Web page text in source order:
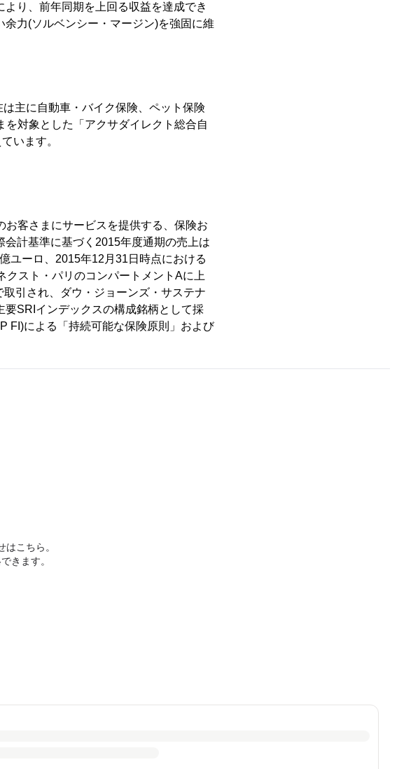
り、前年同期を上回る収益を達成でき
力(ソルベンシー・マージン)を強固に維
主に自動車・バイク保険、ペット保険
対象とした「アクサダイレクト総合自
います。
客さまにサービスを提供する、保険お
計基準に基づく2015年度通期の売上は
ユーロ、2015年12月31日時点における
スト・パリのコンパートメントAに上
引され、ダウ・ジョーンズ・サステナ
SRIインデックスの構成銘柄として採
FI)による「持続可能な保険原則」および
こちら。
きます。